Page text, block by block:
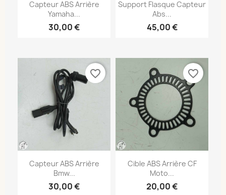
Capteur ABS Arrière
Yamaha...
30,00 €
Support Flasque Capteur
Abs...
45,00 €
Capteur ABS Arrière
Bmw...
30,00 €
favorite_border
Cible ABS Arrière CF
Moto...
20,00 €
favorite_border